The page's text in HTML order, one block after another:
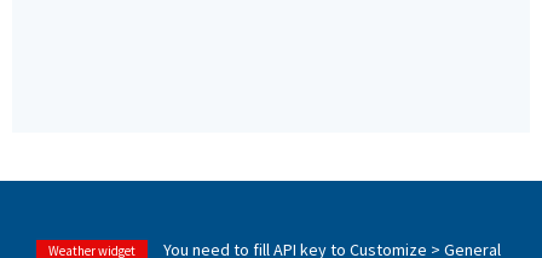
Weather widget
You need to fill API key to Customize > General